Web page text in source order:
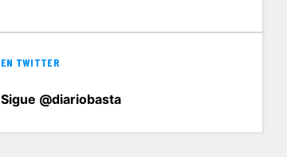
EN TWITTER
Sigue @diariobasta